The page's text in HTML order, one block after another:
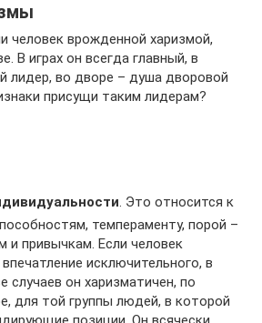
человек врожденной харизмой,
В играх он всегда главный, в
лидер, во дворе – душа дворовой
присущи таким лидерам?
. Это относится к
темпераменту, порой –
и привычкам. Если человек
исключительного, в
случаев он харизматичен, по
для той группы людей, в которой